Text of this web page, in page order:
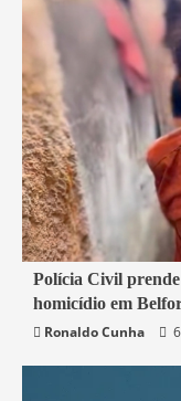
2 min read
Belford Roxo
Polícia Civil
homicídio em
Ronaldo Cunha